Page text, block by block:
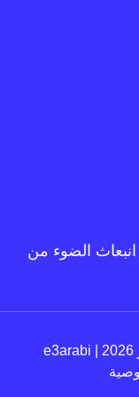
انبعاث الضوء من